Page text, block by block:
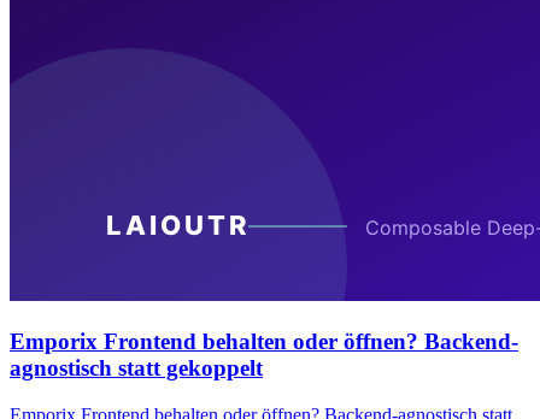
Emporix Frontend behalten oder öffnen? Backend-
agnostisch statt gekoppelt
Emporix Frontend behalten oder öffnen? Backend-agnostisch statt